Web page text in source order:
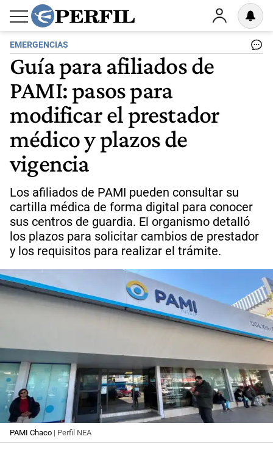
EMERGENCIAS
Guía para afiliados de
PAMI: pasos para
modificar el prestador
médico y plazos de
vigencia
Los afiliados de PAMI pueden consultar su
cartilla médica de forma digital para conocer
sus centros de guardia. El organismo detalló
los plazos para solicitar cambios de prestador
y los requisitos para realizar el trámite.
PAMI Chaco | Perfil NEA